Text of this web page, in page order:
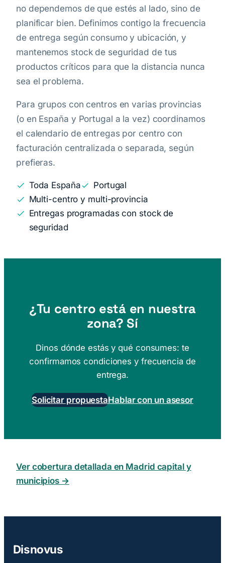
no dependemos de que estés al lado, sino de
planificar bien. Definimos contigo la frecuencia
de entrega según consumo y ubicación, y
mantenemos stock de seguridad de tus
productos críticos para que la distancia nunca
sea el problema.
Para grupos con centros en varias provincias
(o en España y Portugal a la vez) coordinamos
el calendario de entregas por centro con
facturación centralizada o separada, según
prefieras.
Toda España
Portugal
Multi-centro y multi-provincia
Entregas programadas con stock de
seguridad
¿Tu centro está en nuestra
zona? Sí
Dinos dónde estás y qué consumes: te
confirmamos condiciones y frecuencia de
entrega.
Solicitar propuestaHablar con un asesor
Ver cobertura detallada en Madrid capital y
municipios →
Disnovus